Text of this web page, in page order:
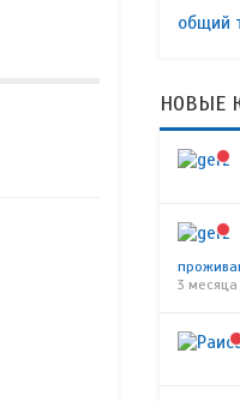
общий
НОВЫЕ
3